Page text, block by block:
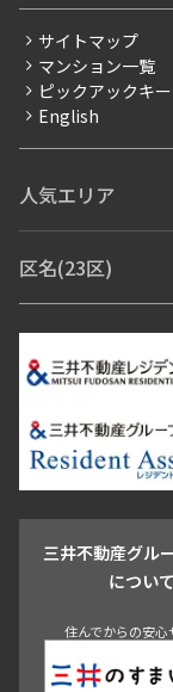
賃料改定
フリーレント
ペット可
ブランドマンショ
サイトマップ
マンション一覧
ピックアックキ
English
人気エリア
青山・表参道・原宿
市
芝浦・汐留・品川
目
池尻大橋・三軒茶屋
駒沢・用賀・二子玉川
青山 渋谷 東京
区名(23区)
豊島区
杉並区
葛飾区
江戸川区
三井不動産グル
につい
住んでからの安心